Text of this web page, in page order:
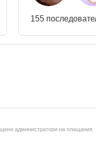
155
администратори на